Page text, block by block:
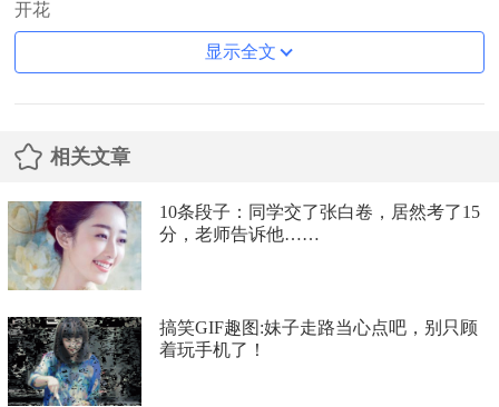
开花
显示全文
相关文章
10条段子：同学交了张白卷，居然考了15
分，老师告诉他……
搞笑GIF趣图:妹子走路当心点吧，别只顾
着玩手机了！